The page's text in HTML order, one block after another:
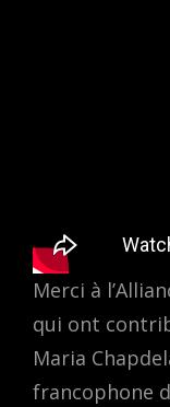
Merci à
qui ont
Maria
francophone